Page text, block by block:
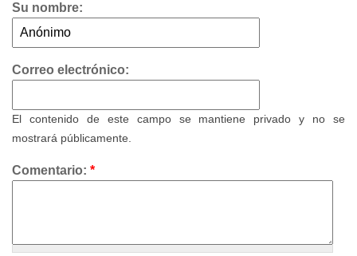
Su nombre:
Correo electrónico:
El contenido de este campo se mantiene privado y no se
mostrará públicamente.
Comentario: *